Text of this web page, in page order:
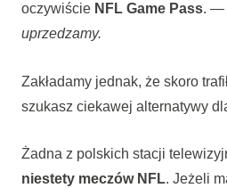
oczywiście NFL Game Pass. —
uprzedzamy.
Zakładamy jednak, że skoro
szukasz ciekawej alternatywy
Żadna z polskich stacji
niestety meczów NFL. Jeżeli